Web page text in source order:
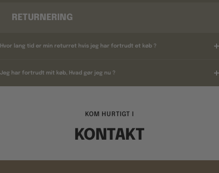
RETURNERING
Hvor lang tid er min returret hvis jeg har fortrudt et køb ?
Jeg har fortrudt mit køb, Hvad gør jeg nu ?
KOM HURTIGT I
KONTAKT